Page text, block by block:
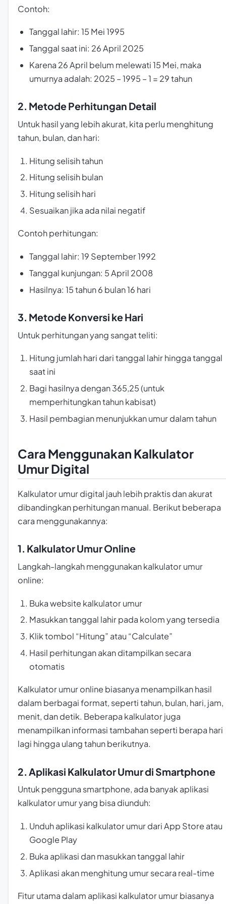
Contoh:
Tanggal lahir: 15 Mei 1995
Tanggal saat ini: 26 April 2025
Karena 26 April belum melewati 15 Mei, maka
umurnya adalah: 2025 – 1995 – 1 = 29 tahun
2. Metode Perhitungan Detail
Untuk hasil yang lebih akurat, kita perlu menghitung
tahun, bulan, dan hari:
Hitung selisih tahun
Hitung selisih bulan
Hitung selisih hari
Sesuaikan jika ada nilai negatif
Contoh perhitungan:
Tanggal lahir: 19 September 1992
Tanggal kunjungan: 5 April 2008
Hasilnya: 15 tahun 6 bulan 16 hari
3. Metode Konversi ke Hari
Untuk perhitungan yang sangat teliti:
Hitung jumlah hari dari tanggal lahir hingga tanggal
saat ini
Bagi hasilnya dengan 365,25 (untuk
memperhitungkan tahun kabisat)
Hasil pembagian menunjukkan umur dalam tahun
Cara Menggunakan Kalkulator
Umur Digital
Kalkulator umur digital jauh lebih praktis dan akurat
dibandingkan perhitungan manual. Berikut beberapa
cara menggunakannya:
1. Kalkulator Umur Online
Langkah-langkah menggunakan kalkulator umur
online:
Buka website kalkulator umur
Masukkan tanggal lahir pada kolom yang tersedia
Klik tombol “Hitung” atau “Calculate”
Hasil perhitungan akan ditampilkan secara
otomatis
Kalkulator umur online biasanya menampilkan hasil
dalam berbagai format, seperti tahun, bulan, hari, jam,
menit, dan detik. Beberapa kalkulator juga
menampilkan informasi tambahan seperti berapa hari
lagi hingga ulang tahun berikutnya.
2. Aplikasi Kalkulator Umur di Smartphone
Untuk pengguna smartphone, ada banyak aplikasi
kalkulator umur yang bisa diunduh:
Unduh aplikasi kalkulator umur dari App Store atau
Google Play
Buka aplikasi dan masukkan tanggal lahir
Aplikasi akan menghitung umur secara real-time
Fitur utama dalam aplikasi kalkulator umur biasanya